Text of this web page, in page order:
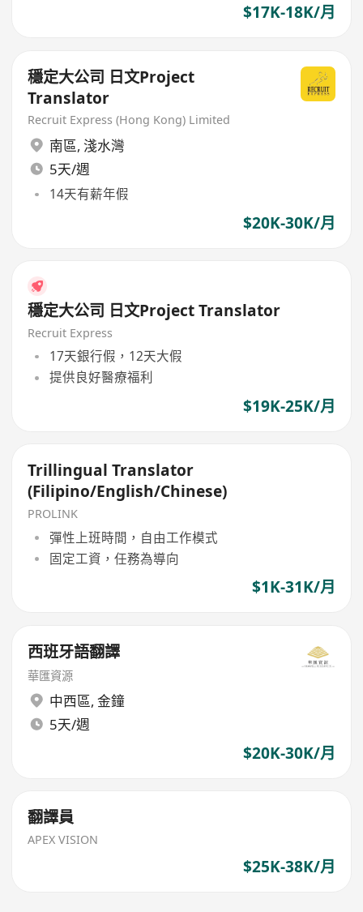
$17K-18K/月
穩定大公司 日文Project
Translator
Recruit Express (Hong Kong) Limited
南區, 淺水灣
5天/週
14天有薪年假
$20K-30K/月
穩定大公司 日文Project Translator
Recruit Express
17天銀行假，12天大假
提供良好醫療福利
$19K-25K/月
Trillingual Translator
(Filipino/English/Chinese)
PROLINK
彈性上班時間，自由工作模式
固定工資，任務為導向
$1K-31K/月
西班牙語翻譯
華匯資源
中西區, 金鐘
5天/週
$20K-30K/月
翻譯員
APEX VISION
$25K-38K/月